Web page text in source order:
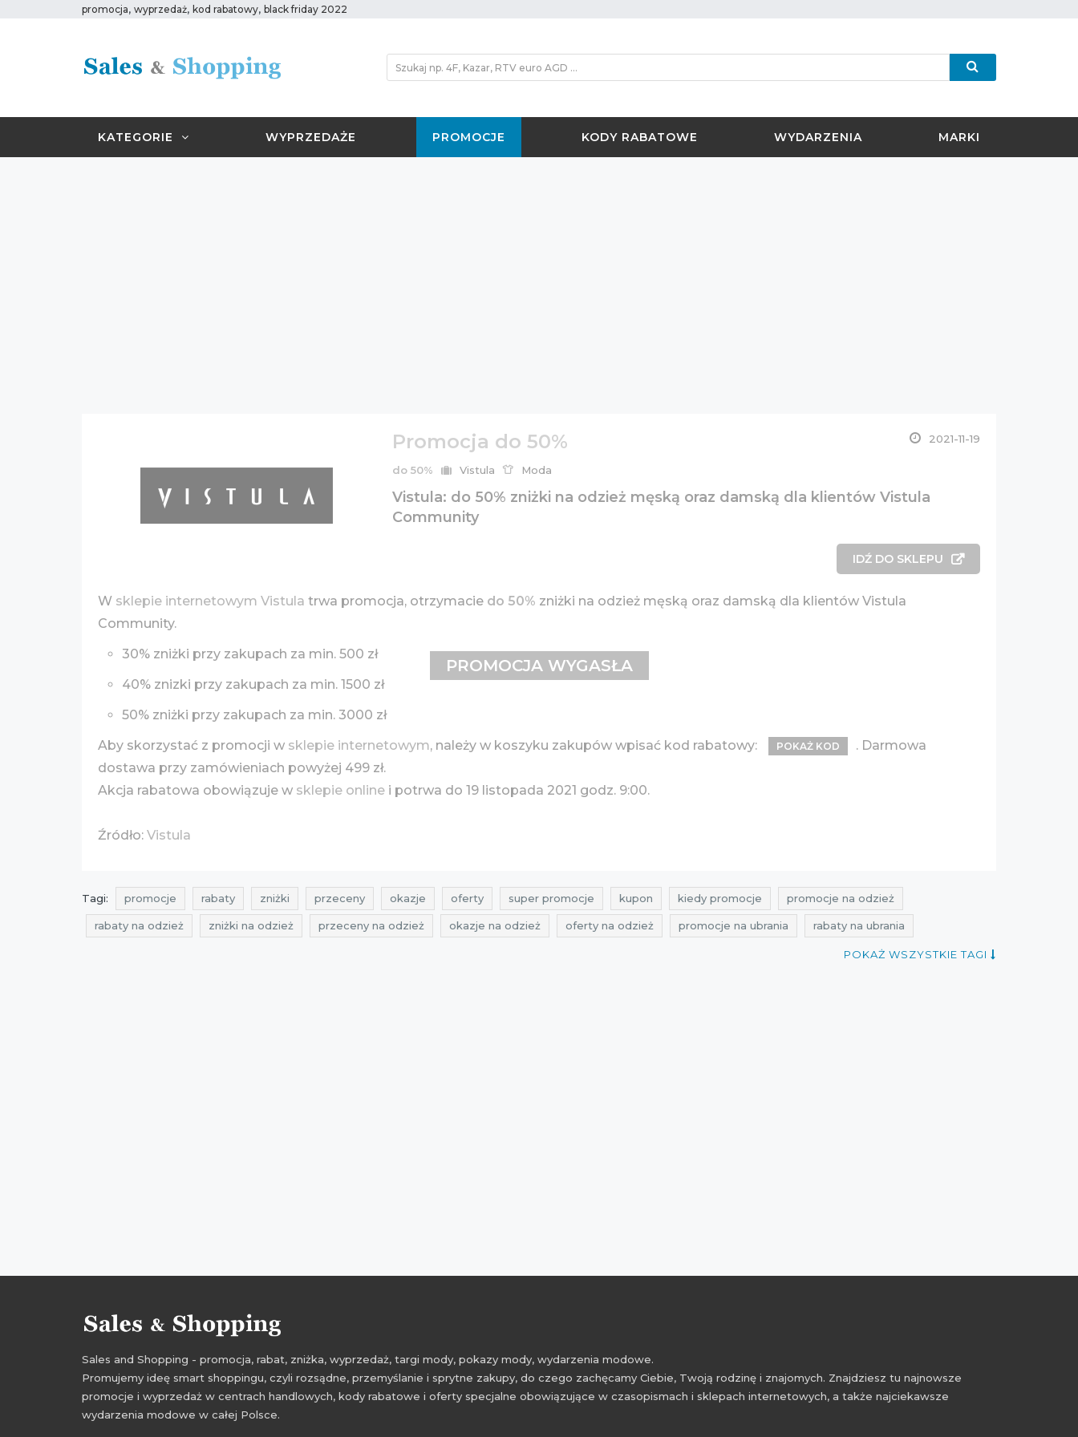
promocja, wyprzedaż, kod rabatowy, black friday 2022
KATEGORIE WYPRZEDAŻE PROMOCJE KODY RABATOWE WYDARZENIA MARKI
Promocja do 50% 2021-11-19
do 50% Vistula Moda
Vistula: do 50% zniżki na odzież męską oraz damską dla klientów Vistula
Community
IDŹ DO SKLEPU
W sklepie internetowym Vistula trwa promocja, otrzymacie do 50% zniżki na odzież męską oraz damską dla klientów Vistula
Community.
30% zniżki przy zakupach za min. 500 zł
40% znizki przy zakupach za min. 1500 zł
50% zniżki przy zakupach za min. 3000 zł
Aby skorzystać z promocji w sklepie internetowym, należy w koszyku zakupów wpisać kod rabatowy: POKAŻ KOD
. Darmowa
dostawa przy zamówieniach powyżej 499 zł.
Akcja rabatowa obowiązuje w sklepie online i potrwa do 19 listopada 2021 godz. 9:00.
Źródło: Vistula
PROMOCJA WYGASŁA
Tagi: promocje rabaty zniżki przeceny okazje oferty super promocje kupon kiedy promocje promocje na odzież
rabaty na odzież zniżki na odzież przeceny na odzież okazje na odzież oferty na odzież promocje na ubrania rabaty na ubrania
oferty na ubrania przeceny vistula
POKAŻ WSZYSTKIE TAGI
Sales and Shopping - promocja, rabat, zniżka, wyprzedaż, targi mody, pokazy mody, wydarzenia modowe.
Promujemy ideę smart shoppingu, czyli rozsądne, przemyślanie i sprytne zakupy, do czego zachęcamy Ciebie, Twoją rodzinę i znajomych. Znajdziesz tu najnowsze
promocje i wyprzedaż w centrach handlowych, kody rabatowe i oferty specjalne obowiązujące w czasopismach i sklepach internetowych, a także najciekawsze
wydarzenia modowe w całej Polsce.